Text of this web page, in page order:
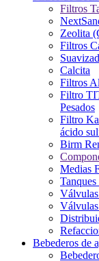
Filtros
Zeolita
Filtros
Calcita
Filtros
Filtro
Pesados
Filtro
ácido
Birm
Medias
Bebederos de